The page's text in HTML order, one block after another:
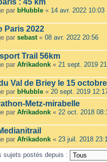
: 45 km
par bHubble « 14 avr. 2022 10:03
Paris 2022
par sebast« 08 avr. 2022 20:56
Trail 56km
par Afrikadonk « 21 sept. 2019
Val de Briey le 15 octobre
par bHubble « 20 sept. 2019
Metz-mirabelle
par Afrikadonk « 22 oct. 2018
par Afrikadonk « 23 juil. 2018
sujets postés depuis :